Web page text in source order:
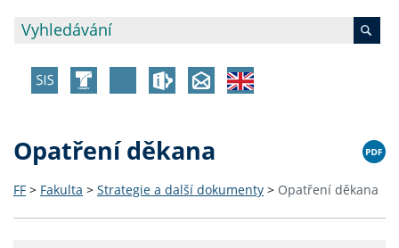
Opatření děkana
FF > Fakulta > Strategie a další dokumenty > Opatření děkana